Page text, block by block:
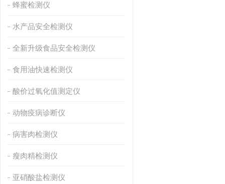
蜂蜜检测仪
水产品安全检测仪
全新升级食品安全检测仪
食用油快速检测仪
酸价过氧化值测定仪
动物疫病诊断仪
病害肉检测仪
瘦肉精检测仪
亚硝酸盐检测仪